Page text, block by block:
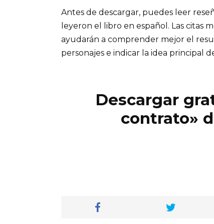
Antes de descargar, puedes leer
leyeron el libro en español. Las citas
ayudarán a comprender mejor el
personajes e indicar la idea principal
Descargar
contrato»